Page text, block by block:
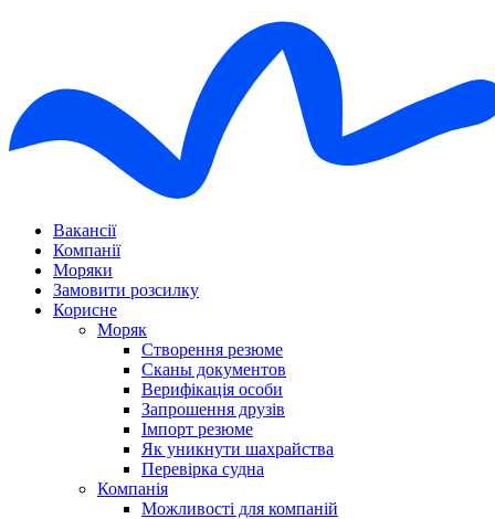
Вакансії
Компанії
Моряки
Замовити розсилку
Корисне
Моряк
Створення резюме
Сканы документов
Верифікація особи
Запрошення друзів
Імпорт резюме
Як уникнути шахрайства
Перевірка судна
Компанія
Можливості для компаній